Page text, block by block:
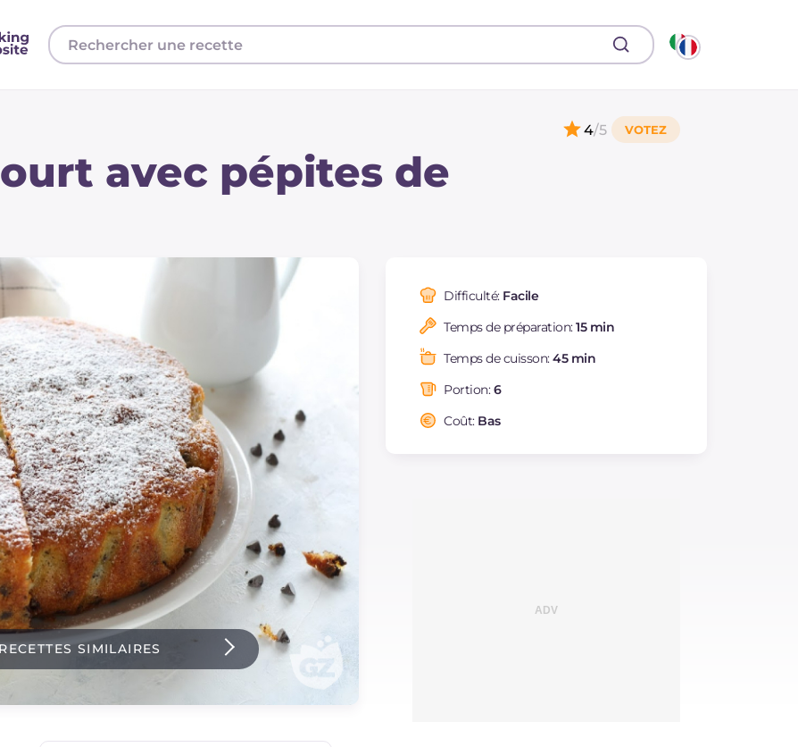
avec pépites de
4/5
SIMILAIRES
Difficulté: Facile
Temps de préparation:15 min
Temps de cuisson:45 min
Portion:6
Coût: Bas